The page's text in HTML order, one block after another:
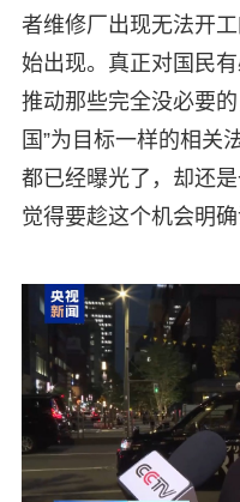
者维修厂出现无法开
始出现。真正对国民
推动那些完全没必要
国”为目标一样的相关
都已经曝光了，却还
觉得要趁这个机会明确